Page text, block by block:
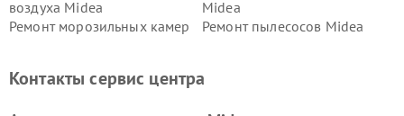
воздуха Midea
Midea
Ремонт морозильных камер
Ремонт пылесосов Midea
пылесосов Midea
Контакты сервис центра